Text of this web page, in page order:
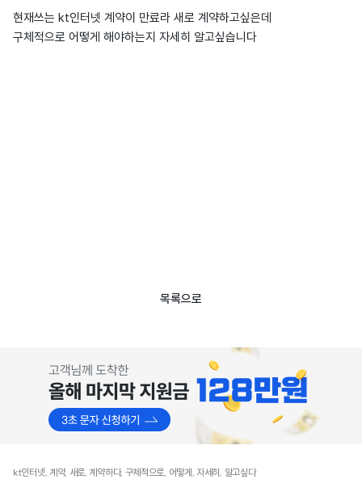
현재쓰는 kt인터넷 계약이 만료라 새로 계약하고싶은데
구체적으로 어떻게 해야하는지 자세히 알고싶습니다
목록으로
kt인터넷, 계약, 새로, 계약하다, 구체적으로, 어떻게, 자세히, 알고싶다